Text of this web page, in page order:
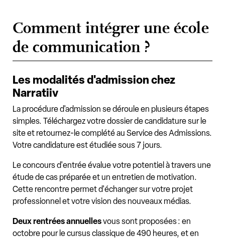
Comment intégrer une école
de communication ?
Les modalités d'admission chez
Narratiiv
La procédure d'admission se déroule en plusieurs étapes
simples. Téléchargez votre dossier de candidature sur le
site et retournez-le complété au Service des Admissions.
Votre candidature est étudiée sous 7 jours.
Le concours d'entrée évalue votre potentiel à travers une
étude de cas préparée et un entretien de motivation.
Cette rencontre permet d'échanger sur votre projet
professionnel et votre vision des nouveaux médias.
Deux rentrées annuellesvous sont proposées : en
octobre pour le cursus classique de 490 heures, et en